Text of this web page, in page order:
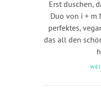
Erst duschen,
Duo von i + m
perfektes,
das all den